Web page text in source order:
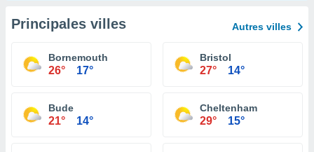
Principales villes Autres villes
Bornemouth
26° 17°
Bristol
27° 14°
Bude
21° 14°
Cheltenham
29° 15°